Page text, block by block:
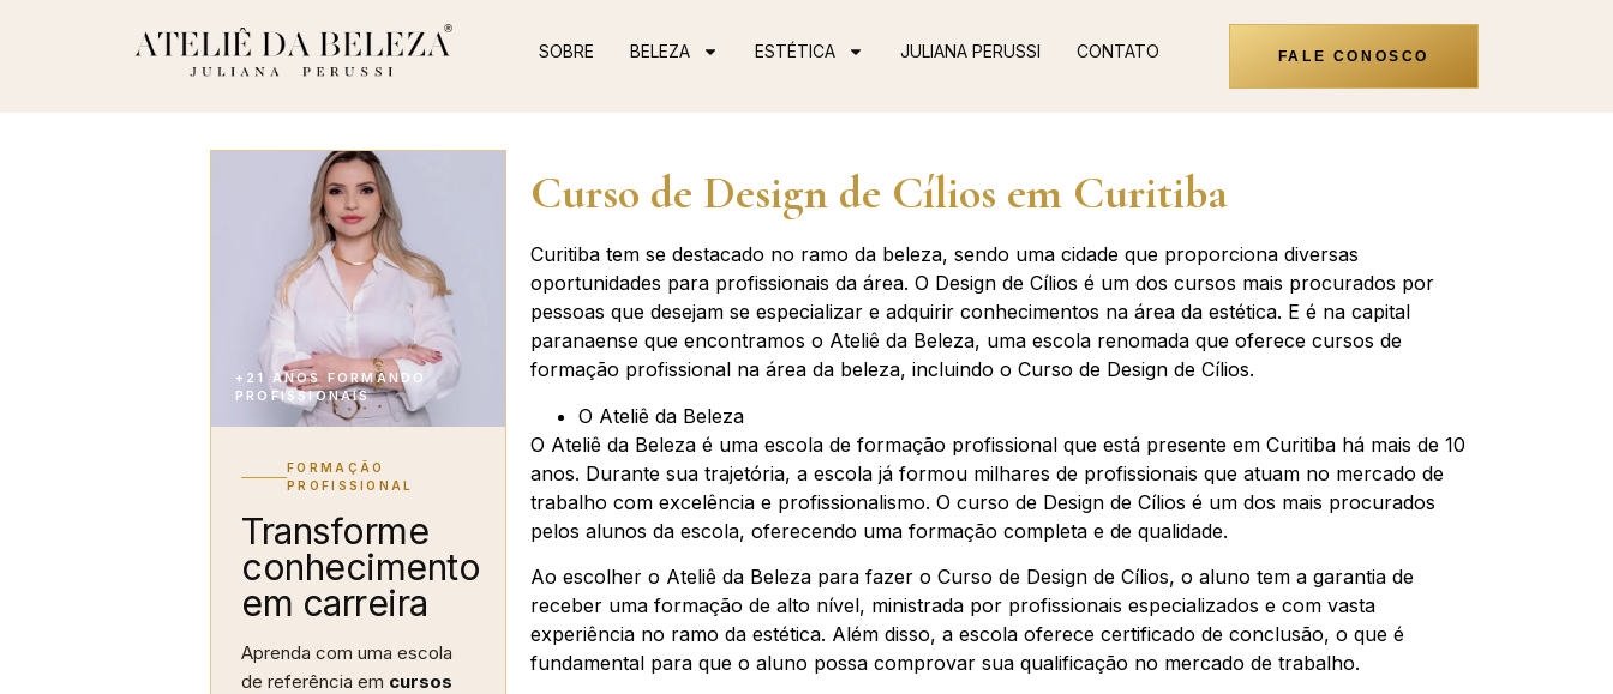
SOBRE BELEZA ESTÉTICA JULIANA PERUSSI CONTATO FALE CONOSCO
+21 ANOS FORMANDO
PROFISSIONAIS
FORMAÇÃO
PROFISSIONAL
Transforme
conhecimento
em carreira
Aprenda com uma escola
de referência em cursos
Curso de Design de Cílios em Curitiba
Curitiba tem se destacado no ramo da beleza, sendo uma cidade que proporciona diversas
oportunidades para profissionais da área. O Design de Cílios é um dos cursos mais procurados por
pessoas que desejam se especializar e adquirir conhecimentos na área da estética. E é na capital
paranaense que encontramos o Ateliê da Beleza, uma escola renomada que oferece cursos de
formação profissional na área da beleza, incluindo o Curso de Design de Cílios.
O Ateliê da Beleza
O Ateliê da Beleza é uma escola de formação profissional que está presente em Curitiba há mais de 10
anos. Durante sua trajetória, a escola já formou milhares de profissionais que atuam no mercado de
trabalho com excelência e profissionalismo. O curso de Design de Cílios é um dos mais procurados
pelos alunos da escola, oferecendo uma formação completa e de qualidade.
Ao escolher o Ateliê da Beleza para fazer o Curso de Design de Cílios, o aluno tem a garantia de
receber uma formação de alto nível, ministrada por profissionais especializados e com vasta
experiência no ramo da estética. Além disso, a escola oferece certificado de conclusão, o que é
fundamental para que o aluno possa comprovar sua qualificação no mercado de trabalho.